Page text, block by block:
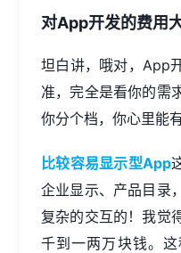
对App开发的费用
坦白讲，哦对，App
准，完全是看你的需
你分个档，你心里能有
比较容易显示型App
企业显示、产品目录
复杂的交互的！我觉
千到一两万块钱。